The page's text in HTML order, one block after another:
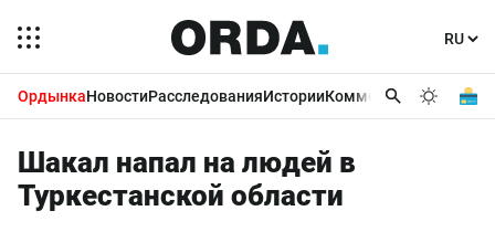
ОрдынкаНовостиРасследованияИсторииКомментарииБизнес
Шакал напал на людей в
Туркестанской области